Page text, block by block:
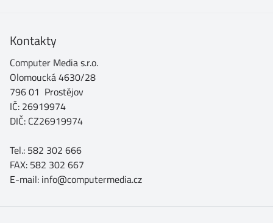
Kontakty
Computer Media s.r.o.
Olomoucká 4630/28
796 01 Prostějov
IČ: 26919974
DIČ: CZ26919974
Tel.: 582 302 666
FAX: 582 302 667
E-mail: info@computermedia.cz